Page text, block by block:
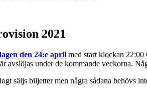
2021
den 24:e april med start klockan 22:00
avslöjas under de kommande veckorna.
säljs biljetter men några sådana